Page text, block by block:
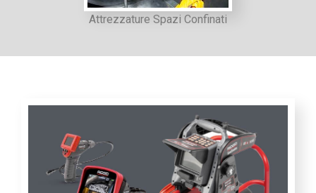
Attrezzature Spazi Confinati